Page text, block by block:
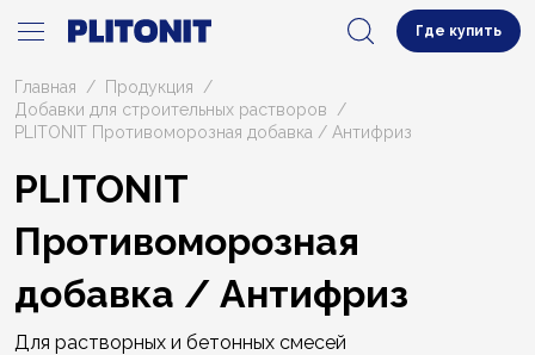
Где купить
Главная
Продукция
Добавки для строительных растворов
PLITONIT Противоморозная добавка / Антифриз
PLITONIT
Противоморозная
добавка / Антифриз
Для растворных и бетонных смесей